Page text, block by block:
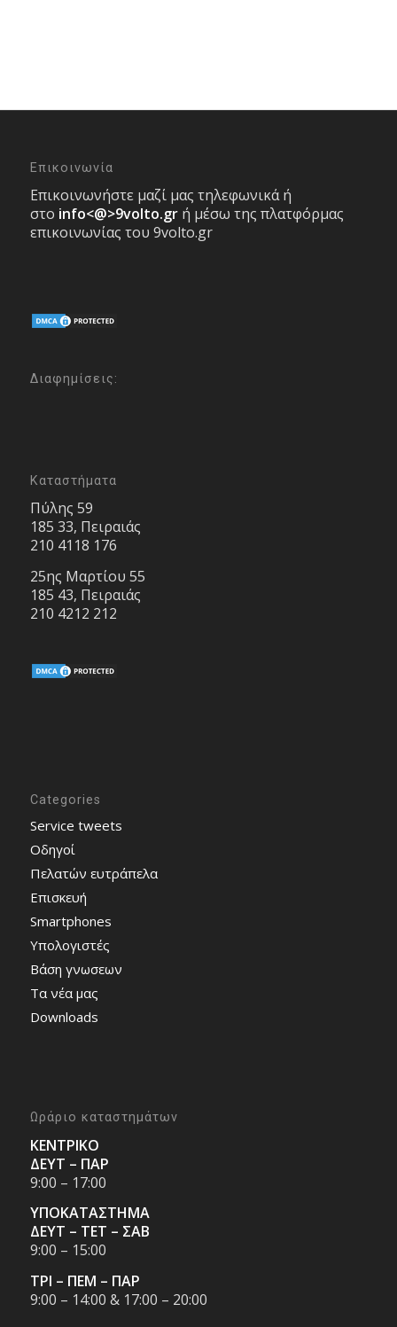
Επικοινωνία
Επικοινωνήστε μαζί μας τηλεφωνικά ή
στο info<@>9volto.gr ή μέσω της πλατφόρμας
επικοινωνίας του 9volto.gr
Διαφημίσεις:
Καταστήματα
Πύλης 59
185 33, Πειραιάς
210 4118 176
25ης Μαρτίου 55
185 43, Πειραιάς
210 4212 212
Categories
Service tweets
Οδηγοί
Πελατών ευτράπελα
Επισκευή
Smartphones
Υπολογιστές
Bάση γνωσεων
Τα νέα μας
Downloads
Ωράριο καταστημάτων
ΚΕΝΤΡΙΚΟ
ΔΕΥΤ – ΠΑΡ
9:00 – 17:00
ΥΠΟΚΑΤΑΣΤΗΜΑ
ΔΕΥΤ – ΤΕΤ – ΣΑΒ
9:00 – 15:00
ΤΡΙ – ΠΕΜ – ΠΑΡ
9:00 – 14:00 & 17:00 – 20:00